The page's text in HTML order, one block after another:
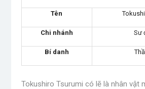
Tên
Chi nhánh Sư
Bí danh
Tokushiro Tsurumi có lẽ là nhân vật